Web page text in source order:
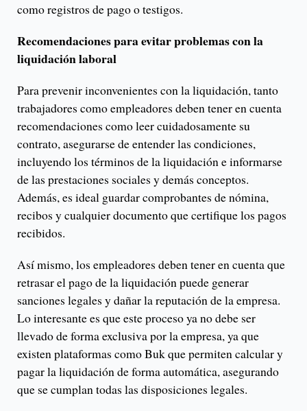
como registros de pago o testigos.
Recomendaciones para evitar problemas con la
liquidación laboral
Para prevenir inconvenientes con la liquidación, tanto
trabajadores como empleadores deben tener en cuenta
recomendaciones como leer cuidadosamente su
contrato, asegurarse de entender las condiciones,
incluyendo los términos de la liquidación e informarse
de las prestaciones sociales y demás conceptos.
Además, es ideal guardar comprobantes de nómina,
recibos y cualquier documento que certifique los pagos
recibidos.
Así mismo, los empleadores deben tener en cuenta que
retrasar el pago de la liquidación puede generar
sanciones legales y dañar la reputación de la empresa.
Lo interesante es que este proceso ya no debe ser
llevado de forma exclusiva por la empresa, ya que
existen plataformas como Buk que permiten calcular y
pagar la liquidación de forma automática, asegurando
que se cumplan todas las disposiciones legales.